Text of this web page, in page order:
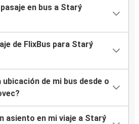
en bus a Starý
de FlixBus para Starý
de mi bus desde o
asiento en mi viaje a Starý